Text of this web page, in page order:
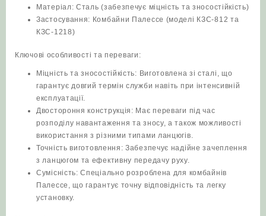
Матеріал: Сталь (забезпечує міцність та зносостійкість)
Застосування: Комбайни Палессе (моделі КЗС-812 та
КЗС-1218)
Ключові особливості та переваги:
Міцність та зносостійкість: Виготовлена зі сталі, що
гарантує довгий термін служби навіть при інтенсивній
експлуатації.
Двостороння конструкція: Має переваги під час
розподілу навантаження та зносу, а також можливості
використання з різними типами ланцюгів.
Точність виготовлення: Забезпечує надійне зачеплення
з ланцюгом та ефективну передачу руху.
Сумісність: Спеціально розроблена для комбайнів
Палессе, що гарантує точну відповідність та легку
установку.